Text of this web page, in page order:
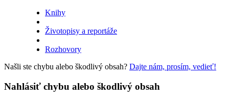
Knihy
Životopisy a reportáže
Rozhovory
Našli ste chybu alebo škodlivý obsah? Dajte nám, prosím, vedieť!
Nahlásiť chybu alebo škodlivý obsah